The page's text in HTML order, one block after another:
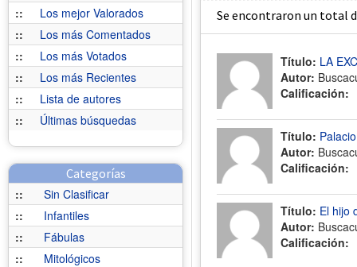
::
Los mejor Valorados
::
Los más Comentados
::
Los más Votados
::
Los más Recientes
::
Lista de autores
::
Últimas búsquedas
Categorías
::
Sin Clasificar
::
Infantiles
::
Fábulas
::
Mitológicos
Se encontraron un total
Título: LA
Autor:
Calificación:
Título:
Autor:
Calificación:
Título: El hijo
Autor:
Calificación: